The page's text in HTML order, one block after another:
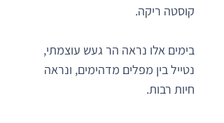
קוסטה ריקה.
בימים אלו נראה הר געש עוצמתי,
נטייל בין מפלים מדהימים, ונראה
חיות רבות.